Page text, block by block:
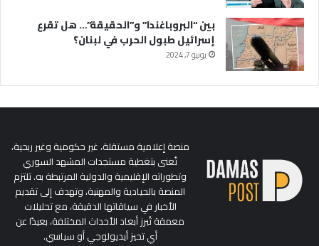
بين “البروباغندا” و”الحقيقة”… هل تقرع
إسرائيل طبول الحرب في لبنان؟
يونيو 7, 2024
منصة إعلامية مستقلة، غير حكومية وغير ربحية،
تُعنى بتغطية مستجدات المشهد السوري
وتطوراته الإقليمية والدولية المرتبطة به. تلتزم
المنصة بالحيادية والمهنية، وتهدف إلى تقديم
الأخبار في سياقاتها الدقيقة، مع تحليلات
معمقة تُبرز أبعاد الأحداث المختلفة، بعيدًا عن
أي تحيز أيديولوجي أو سياسي.